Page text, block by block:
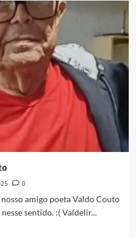
0
amigo poeta Valdo Couto
sentido. :( Valdelir...